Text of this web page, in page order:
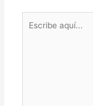
aquí...